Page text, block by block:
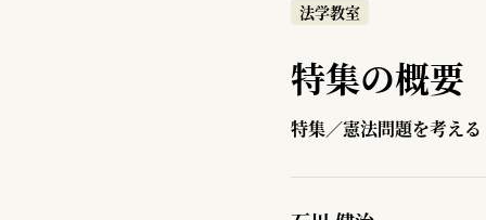
法学教室
特集の概要
特集／憲法問題を考える